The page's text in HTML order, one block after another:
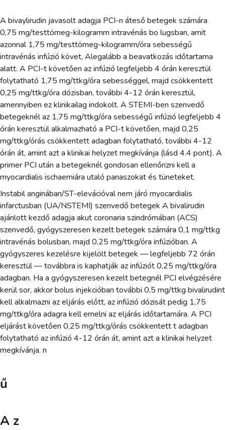
A bivaylirudin javasolt adagja PCI-n áteső betegek számára
0,75 mg/testtömeg-kilogramm intravénás bo lugsban, amit
azonnal 1,75 mg/testtömeg-kilogramm/óra sebességű
intravénás infúzió követ, Alegalább a beavatkozás időtartama
alatt. A PCI-t követően az infúzió legfeljebb 4 órán keresztül
folytatható 1,75 mg/ttkg/óra sebességgel, majd csökkentett
0,25 mg/ttkg/óra dózisban, további 4-12 órán keresztül,
amennyiben ez klinikailag indokolt. A STEMI-ben szenvedő
betegeknél az 1,75 mg/ttkg/óra sebességű infúzió legfeljebb 4
órán keresztül alkalmazható a PCI-t követően, majd 0,25
mg/ttkg/órás csökkentett adagban folytatható, további 4-12
órán át, amint azt a klinikai helyzet megkívánja (lásd 4.4 pont). A
primer PCI után a betegeknél gondosan ellenőrizni kell a
myocardialis ischaemiára utaló panaszokat és tüneteket.
Instabil anginában/ST-elevációval nem járó myocardialis
infarctusban (UA/NSTEMI) szenvedő betegek A bivalirudin
ajánlott kezdő adagja akut coronaria szindrómában (ACS)
szenvedő, gyógyszeresen kezelt betegek számára 0,1 mg/ttkg
intravénás bolusban, majd 0,25 mg/ttkg/óra infúzióban. A
gyógyszeres kezelésre kijelölt betegek — legfeljebb 72 órán
keresztül — továbbra is kaphatják az infúziót 0,25 mg/ttkg/óra
adagban. Ha a gyógyszeresen kezelt betegnél PCI elvégzésére
kerül sor, akkor bolus injekcióban további 0,5 mg/ttkg bivalirudint
kell alkalmazni az eljárás előtt, az infúzió dózisát pedig 1,75
mg/ttkg/óra adagra kell emelni az eljárás időtartamára. A PCI
eljárást követően 0,25 mg/ttkg/órás csökkentett t adagban
folytatható az infúzió 4-12 órán át, amint azt a klinikai helyzet
megkívánja. n
ű
A z